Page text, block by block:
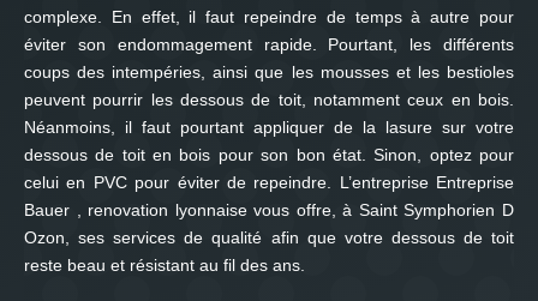
complexe. En effet, il faut repeindre de temps à autre pour
éviter son endommagement rapide. Pourtant, les différents
coups des intempéries, ainsi que les mousses et les bestioles
peuvent pourrir les dessous de toit, notamment ceux en bois.
Néanmoins, il faut pourtant appliquer de la lasure sur votre
dessous de toit en bois pour son bon état. Sinon, optez pour
celui en PVC pour éviter de repeindre. L’entreprise Entreprise
Bauer , renovation lyonnaise vous offre, à Saint Symphorien D
Ozon, ses services de qualité afin que votre dessous de toit
reste beau et résistant au fil des ans.